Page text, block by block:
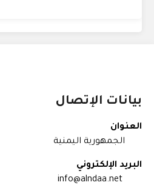
بيانات الإتصال
العنوان
الجمهورية اليمنية
البريد الإلكتروني
info@alndaa.net